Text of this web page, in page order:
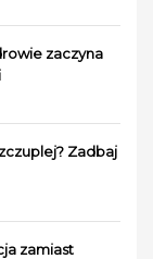
zaczyna
Zadbaj
zamiast